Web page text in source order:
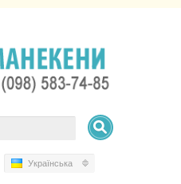
Українська